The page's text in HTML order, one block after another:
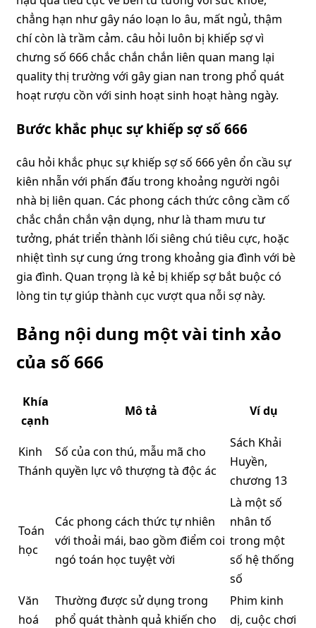
chẳng hạn như gây náo loạn lo âu, mất ngủ, thậm
chí còn là trầm cảm. câu hỏi luôn bị khiếp sợ vì
chưng số 666 chắc chắn chắn liên quan mang lại
quality thị trường với gây gian nan trong phổ quát
hoạt rượu cồn với sinh hoạt sinh hoạt hàng ngày.
Bước khắc phục sự khiếp sợ số 666
câu hỏi khắc phục sự khiếp sợ số 666 yên ổn cầu sự
kiên nhẫn với phấn đấu trong khoảng người ngôi
nhà bị liên quan. Các phong cách thức công cầm cố
chắc chắn chắn vận dụng, như là tham mưu tư
tưởng, phát triển thành lối siêng chú tiêu cực, hoặc
nhiệt tình sự cung ứng trong khoảng gia đình với bè
gia đình. Quan trọng là kẻ bị khiếp sợ bắt buộc có
lòng tin tự giúp thành cục vượt qua nỗi sợ này.
Bảng nội dung một vài tinh xảo
của số 666
Khía
cạnh
Mô tả Ví dụ
Kinh
Thánh
Số của con thú, mẫu mã cho
quyền lực vô thượng tà độc ác
Sách Khải
Huyền,
chương 13
Toán
học
Các phong cách thức tự nhiên
với thoải mái, bao gồm điểm coi
ngó toán học tuyệt vời
Là một số
nhân tố
trong một
số hệ thống
số
Văn
hoá
Thường được sử dụng trong
phổ quát thành quả khiến cho
Phim kinh
dị, cuộc chơi